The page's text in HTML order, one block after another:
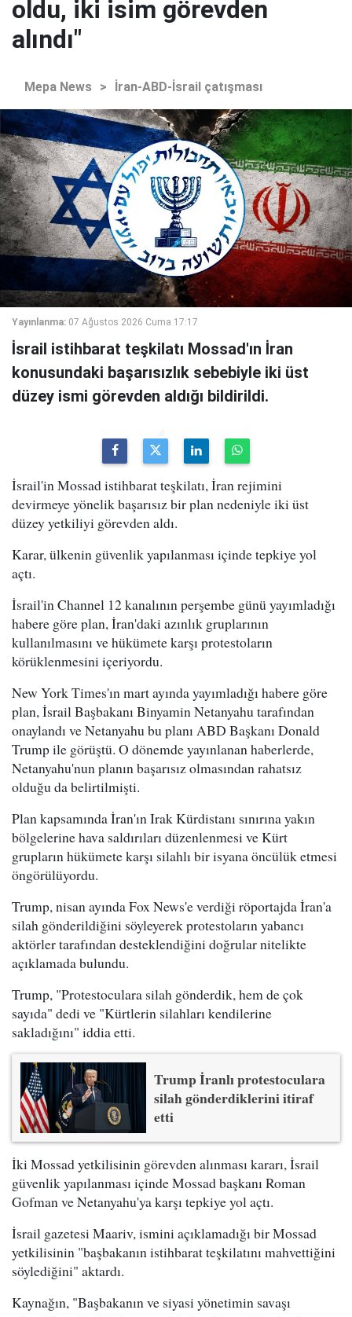
oldu, iki isim görevden
alındı"
Mepa News > İran-ABD-İsrail çatışması
Yayınlanma: 07 Ağustos 2026 Cuma 17:17
İsrail istihbarat teşkilatı Mossad'ın İran
konusundaki başarısızlık sebebiyle iki üst
düzey ismi görevden aldığı bildirildi.
İsrail'in Mossad istihbarat teşkilatı, İran rejimini
devirmeye yönelik başarısız bir plan nedeniyle iki üst
düzey yetkiliyi görevden aldı.
Karar, ülkenin güvenlik yapılanması içinde tepkiye yol
açtı.
İsrail'in Channel 12 kanalının perşembe günü yayımladığı
habere göre plan, İran'daki azınlık gruplarının
kullanılmasını ve hükümete karşı protestoların
körüklenmesini içeriyordu.
New York Times'ın mart ayında yayımladığı habere göre
plan, İsrail Başbakanı Binyamin Netanyahu tarafından
onaylandı ve Netanyahu bu planı ABD Başkanı Donald
Trump ile görüştü. O dönemde yayınlanan haberlerde,
Netanyahu'nun planın başarısız olmasından rahatsız
olduğu da belirtilmişti.
Plan kapsamında İran'ın Irak Kürdistanı sınırına yakın
bölgelerine hava saldırıları düzenlenmesi ve Kürt
grupların hükümete karşı silahlı bir isyana öncülük etmesi
öngörülüyordu.
Trump, nisan ayında Fox News'e verdiği röportajda İran'a
silah gönderildiğini söyleyerek protestoların yabancı
aktörler tarafından desteklendiğini doğrular nitelikte
açıklamada bulundu.
Trump, "Protestoculara silah gönderdik, hem de çok
sayıda" dedi ve "Kürtlerin silahları kendilerine
sakladığını" iddia etti.
Trump İranlı protestoculara
silah gönderdiklerini itiraf
etti
İki Mossad yetkilisinin görevden alınması kararı, İsrail
güvenlik yapılanması içinde Mossad başkanı Roman
Gofman ve Netanyahu'ya karşı tepkiye yol açtı.
İsrail gazetesi Maariv, ismini açıklamadığı bir Mossad
yetkilisinin "başbakanın istihbarat teşkilatını mahvettiğini
söylediğini" aktardı.
Kaynağın, "Başbakanın ve siyasi yönetimin savaşı